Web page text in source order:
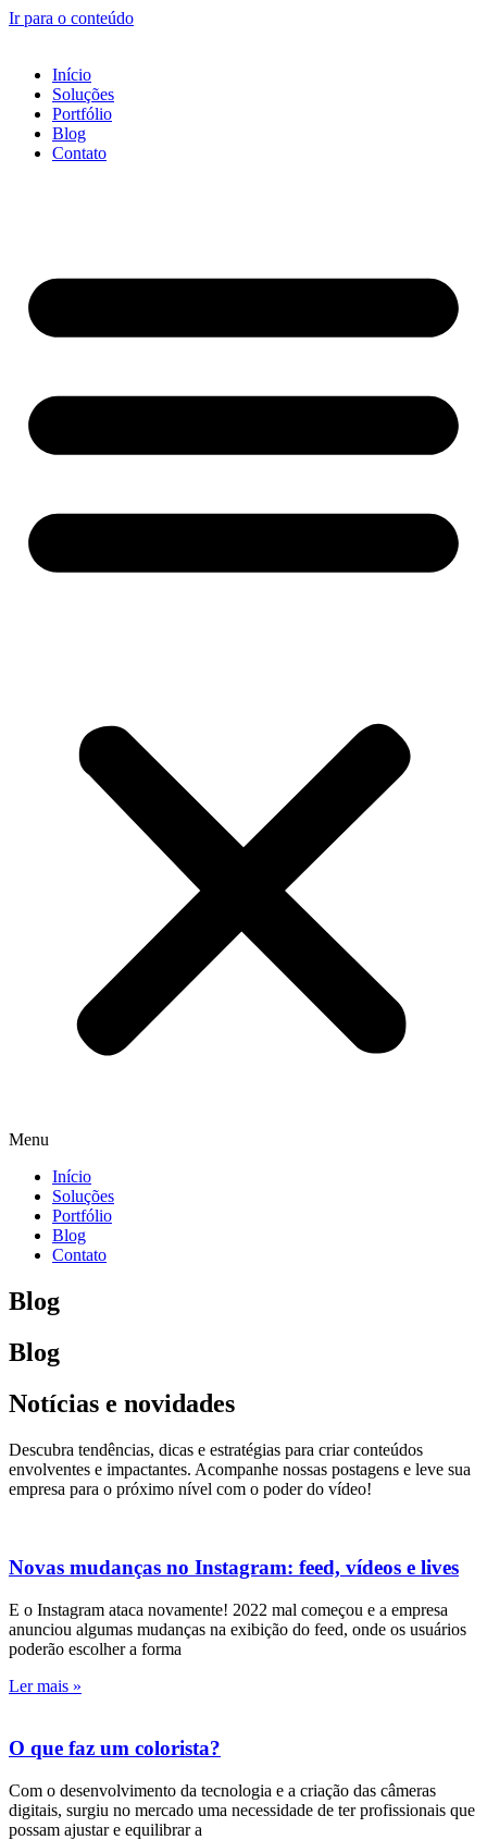
Ir para o conteúdo
Início
Soluções
Portfólio
Blog
Contato
Menu
Início
Soluções
Portfólio
Blog
Contato
Blog
Blog
Notícias e novidades
Descubra tendências, dicas e estratégias para criar conteúdos
envolventes e impactantes. Acompanhe nossas postagens e leve sua
empresa para o próximo nível com o poder do vídeo!
Novas mudanças no Instagram: feed, vídeos e lives
E o Instagram ataca novamente! 2022 mal começou e a empresa
anunciou algumas mudanças na exibição do feed, onde os usuários
poderão escolher a forma
Ler mais »
O que faz um colorista?
Com o desenvolvimento da tecnologia e a criação das câmeras
digitais, surgiu no mercado uma necessidade de ter profissionais que
possam ajustar e equilibrar a